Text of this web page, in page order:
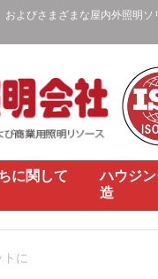
よびさまざまな屋内外照明
に関して
ハウジ
造
トに